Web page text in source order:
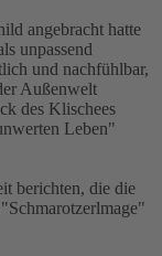
angebracht hatte
unpassend
und nachfühlbar,
Außenwelt
des Klischees
Leben"
berichten, die die